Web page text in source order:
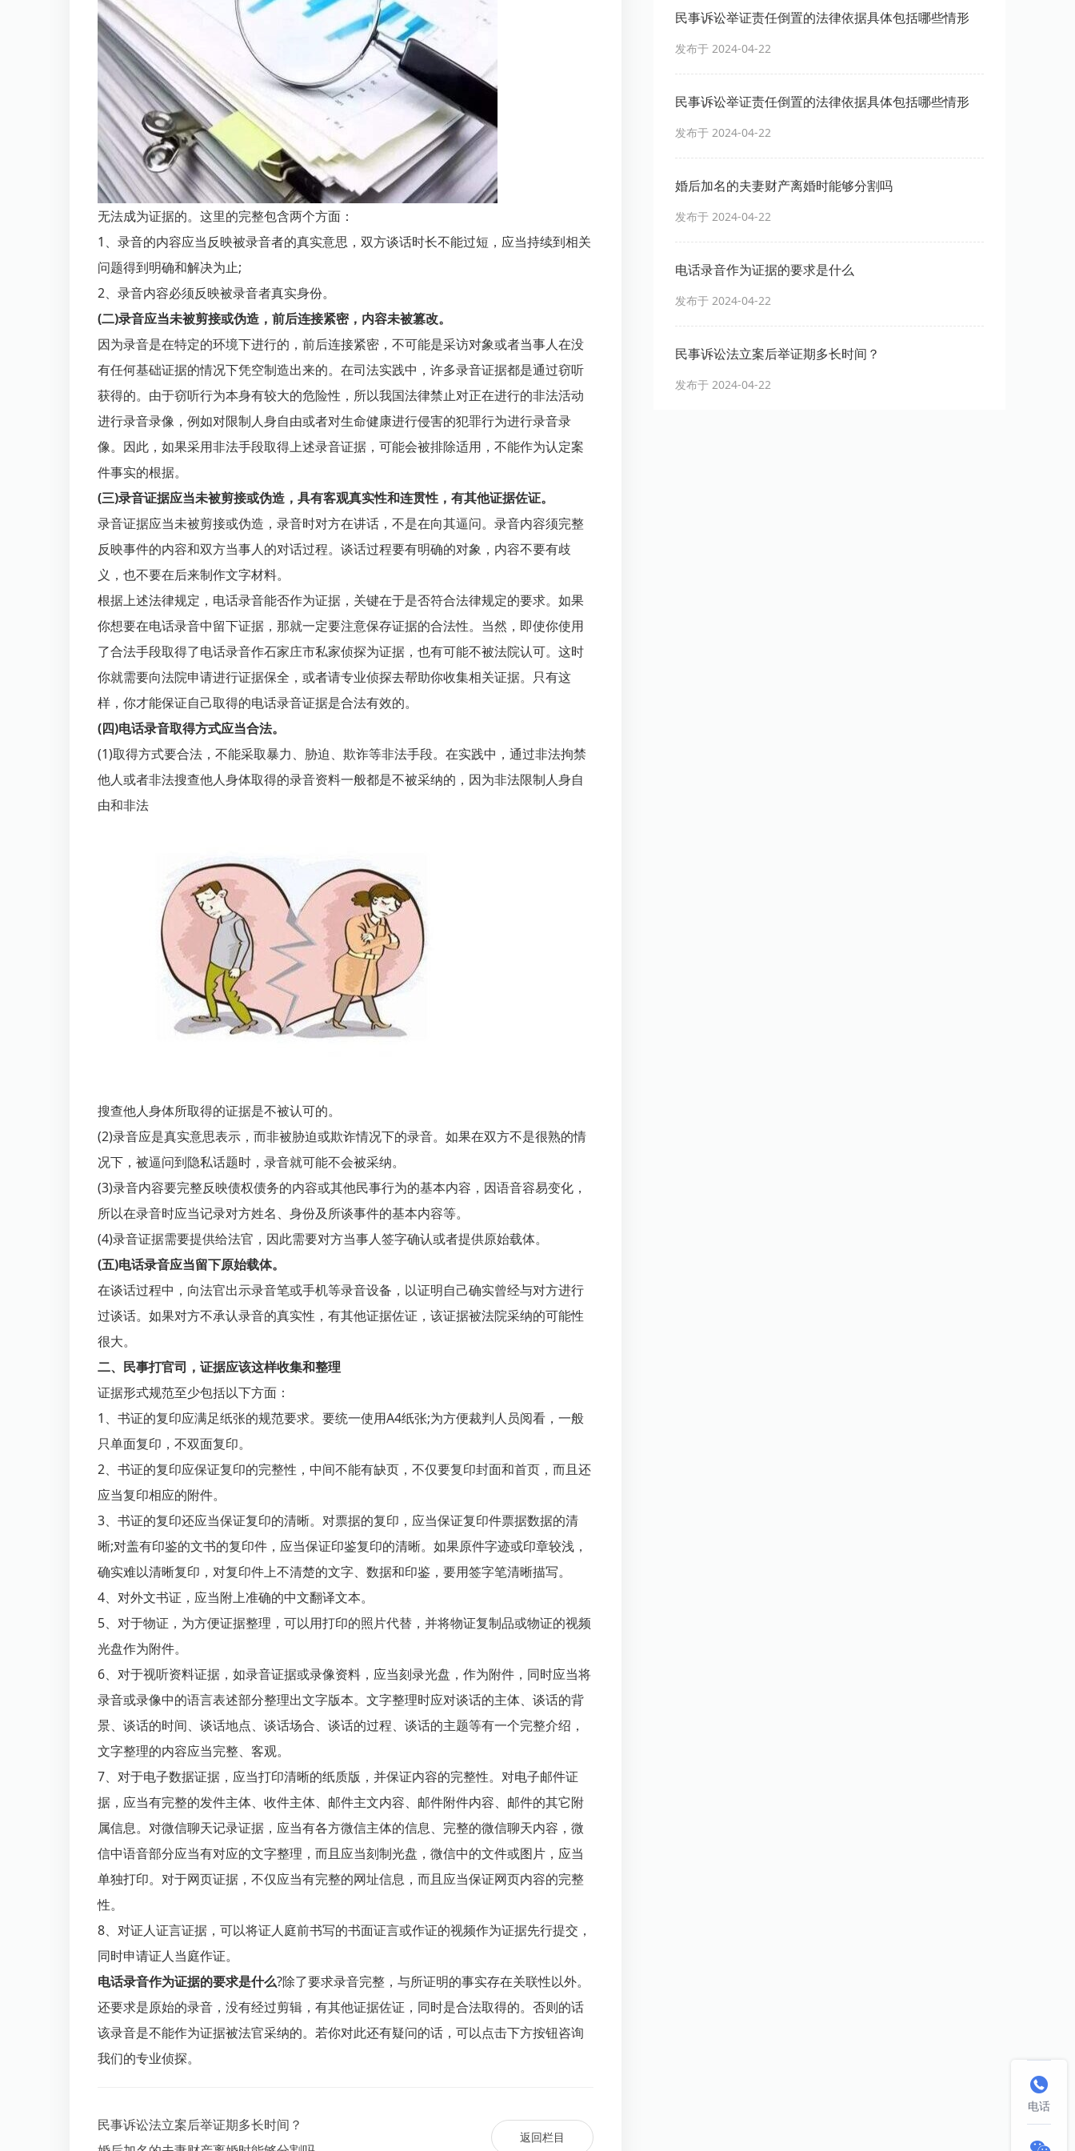
无法成为证据的。这里的完整包含两个方面：
1、录音的内容应当反映被录音者的真实意思，双方谈话时长不能过短，应当持续到相关
问题得到明确和解决为止;
2、录音内容必须反映被录音者真实身份。
(二)录音应当未被剪接或伪造，前后连接紧密，内容未被篡改。
因为录音是在特定的环境下进行的，前后连接紧密，不可能是采访对象或者当事人在没
有任何基础证据的情况下凭空制造出来的。在司法实践中，许多录音证据都是通过窃听
获得的。由于窃听行为本身有较大的危险性，所以我国法律禁止对正在进行的非法活动
进行录音录像，例如对限制人身自由或者对生命健康进行侵害的犯罪行为进行录音录
像。因此，如果采用非法手段取得上述录音证据，可能会被排除适用，不能作为认定案
件事实的根据。
(三)录音证据应当未被剪接或伪造，具有客观真实性和连贯性，有其他证据佐证。
录音证据应当未被剪接或伪造，录音时对方在讲话，不是在向其逼问。录音内容须完整
反映事件的内容和双方当事人的对话过程。谈话过程要有明确的对象，内容不要有歧
义，也不要在后来制作文字材料。
根据上述法律规定，电话录音能否作为证据，关键在于是否符合法律规定的要求。如果
你想要在电话录音中留下证据，那就一定要注意保存证据的合法性。当然，即使你使用
了合法手段取得了电话录音作石家庄市私家侦探为证据，也有可能不被法院认可。这时
你就需要向法院申请进行证据保全，或者请专业侦探去帮助你收集相关证据。只有这
样，你才能保证自己取得的电话录音证据是合法有效的。
(四)电话录音取得方式应当合法。
(1)取得方式要合法，不能采取暴力、胁迫、欺诈等非法手段。在实践中，通过非法拘禁
他人或者非法搜查他人身体取得的录音资料一般都是不被采纳的，因为非法限制人身自
由和非法
搜查他人身体所取得的证据是不被认可的。
(2)录音应是真实意思表示，而非被胁迫或欺诈情况下的录音。如果在双方不是很熟的情
况下，被逼问到隐私话题时，录音就可能不会被采纳。
(3)录音内容要完整反映债权债务的内容或其他民事行为的基本内容，因语音容易变化，
所以在录音时应当记录对方姓名、身份及所谈事件的基本内容等。
(4)录音证据需要提供给法官，因此需要对方当事人签字确认或者提供原始载体。
(五)电话录音应当留下原始载体。
在谈话过程中，向法官出示录音笔或手机等录音设备，以证明自己确实曾经与对方进行
过谈话。如果对方不承认录音的真实性，有其他证据佐证，该证据被法院采纳的可能性
很大。
二、民事打官司，证据应该这样收集和整理
证据形式规范至少包括以下方面：
1、书证的复印应满足纸张的规范要求。要统一使用A4纸张;为方便裁判人员阅看，一般
只单面复印，不双面复印。
2、书证的复印应保证复印的完整性，中间不能有缺页，不仅要复印封面和首页，而且还
应当复印相应的附件。
3、书证的复印还应当保证复印的清晰。对票据的复印，应当保证复印件票据数据的清
晰;对盖有印鉴的文书的复印件，应当保证印鉴复印的清晰。如果原件字迹或印章较浅，
确实难以清晰复印，对复印件上不清楚的文字、数据和印鉴，要用签字笔清晰描写。
4、对外文书证，应当附上准确的中文翻译文本。
5、对于物证，为方便证据整理，可以用打印的照片代替，并将物证复制品或物证的视频
光盘作为附件。
6、对于视听资料证据，如录音证据或录像资料，应当刻录光盘，作为附件，同时应当将
录音或录像中的语言表述部分整理出文字版本。文字整理时应对谈话的主体、谈话的背
景、谈话的时间、谈话地点、谈话场合、谈话的过程、谈话的主题等有一个完整介绍，
文字整理的内容应当完整、客观。
7、对于电子数据证据，应当打印清晰的纸质版，并保证内容的完整性。对电子邮件证
据，应当有完整的发件主体、收件主体、邮件主文内容、邮件附件内容、邮件的其它附
属信息。对微信聊天记录证据，应当有各方微信主体的信息、完整的微信聊天内容，微
信中语音部分应当有对应的文字整理，而且应当刻制光盘，微信中的文件或图片，应当
单独打印。对于网页证据，不仅应当有完整的网址信息，而且应当保证网页内容的完整
性。
8、对证人证言证据，可以将证人庭前书写的书面证言或作证的视频作为证据先行提交，
同时申请证人当庭作证。
电话录音作为证据的要求是什么?除了要求录音完整，与所证明的事实存在关联性以外。
还要求是原始的录音，没有经过剪辑，有其他证据佐证，同时是合法取得的。否则的话
该录音是不能作为证据被法官采纳的。若你对此还有疑问的话，可以点击下方按钮咨询
我们的专业侦探。
民事诉讼法立案后举证期多长时间？
返回栏目
民事诉讼举证责任倒置的法律依据具体包括哪些情形
发布于 2024-04-22
民事诉讼举证责任倒置的法律依据具体包括哪些情形
发布于 2024-04-22
婚后加名的夫妻财产离婚时能够分割吗
发布于 2024-04-22
电话录音作为证据的要求是什么
发布于 2024-04-22
民事诉讼法立案后举证期多长时间？
发布于 2024-04-22

电话